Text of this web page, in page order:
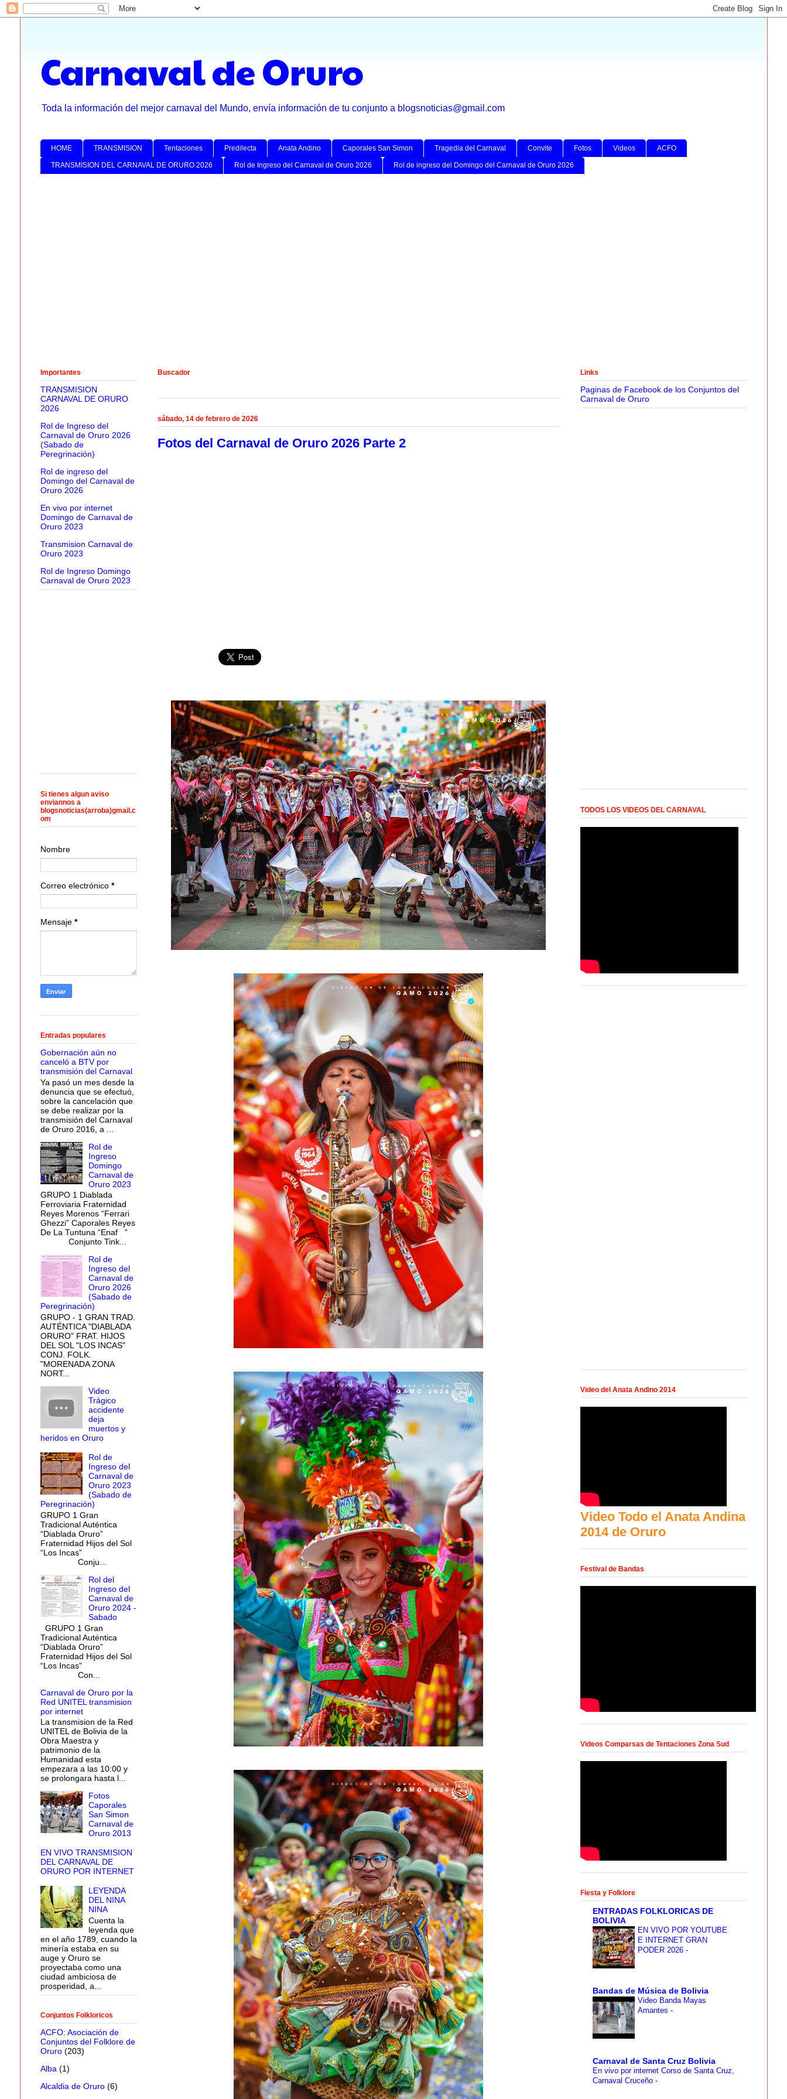
Carnaval de Oruro
Toda la información del mejor carnaval del Mundo, envía información de tu conjunto a blogsnoticias@gmail.com
HOME TRANSMISION Tentaciones Predilecta Anata Andino Caporales San Simon Tragedia del Carnaval Convite Fotos Videos ACFO
TRANSMISION DEL CARNAVAL DE ORURO 2026 Rol de Ingreso del Carnaval de Oruro 2026 Rol de ingreso del Domingo del Carnaval de Oruro 2026
Buscador
sábado, 14 de febrero de 2026
Fotos del Carnaval de Oruro 2026 Parte 2
Importantes
TRANSMISION
CARNAVAL DE ORURO
2026
Rol de Ingreso del
Carnaval de Oruro 2026
(Sabado de
Peregrinación)
Rol de ingreso del
Domingo del Carnaval de
Oruro 2026
En vivo por internet
Domingo de Carnaval de
Oruro 2023
Transmision Carnaval de
Oruro 2023
Rol de Ingreso Domingo
Carnaval de Oruro 2023
Si tienes algun aviso
enviannos a
blogsnoticias(arroba)gmail.c
om
Nombre
Correo electrónico *
Mensaje *
Entradas populares
Gobernación aún no
canceló a BTV por
transmisión del Carnaval
Ya pasó un mes desde la
denuncia que se efectuó,
sobre la cancelación que
se debe realizar por la
transmisión del Carnaval
de Oruro 2016, a ...
Rol de
Ingreso
Domingo
Carnaval de
Oruro 2023
GRUPO 1 Diablada
Ferroviaria Fraternidad
Reyes Morenos “Ferrari
Ghezzi” Caporales Reyes
De La Tuntuna “Enaf ”
Conjunto Tink...
Rol de
Ingreso del
Carnaval de
Oruro 2026
(Sabado de
Peregrinación)
GRUPO - 1 GRAN TRAD.
AUTÉNTICA "DIABLADA
ORURO" FRAT. HIJOS
DEL SOL "LOS INCAS"
CONJ. FOLK.
"MORENADA ZONA
NORT...
Video
Trágico
accidente
deja
muertos y
heridos en Oruro
Rol de
Ingreso del
Carnaval de
Oruro 2023
(Sabado de
Peregrinación)
GRUPO 1 Gran
Tradicional Auténtica
“Diablada Oruro”
Fraternidad Hijos del Sol
“Los Incas”
Conju...
Rol del
Ingreso del
Carnaval de
Oruro 2024 -
Sabado
GRUPO 1 Gran
Tradicional Auténtica
“Diablada Oruro”
Fraternidad Hijos del Sol
“Los Incas”
Con...
Carnaval de Oruro por la
Red UNITEL transmision
por internet
La transmision de la Red
UNITEL de Bolivia de la
Obra Maestra y
patrimonio de la
Humanidad esta
empezara a las 10:00 y
se prolongara hasta l...
Fotos
Caporales
San Simon
Carnaval de
Oruro 2013
EN VIVO TRANSMISION
DEL CARNAVAL DE
ORURO POR INTERNET
LEYENDA
DEL NINA
NINA
Cuenta la
leyenda que
en el año 1789, cuando la
minería estaba en su
auge y Oruro se
proyectaba como una
ciudad ambiciosa de
prosperidad, a...
Conjuntos Folkloricos
ACFO: Asociación de
Conjuntos del Folklore de
Oruro (203)
Alba (1)
Alcaldia de Oruro (6)
Links
Paginas de Facebook de los Conjuntos del
Carnaval de Oruro
TODOS LOS VIDEOS DEL CARNAVAL
Video del Anata Andino 2014
Video Todo el Anata Andina
2014 de Oruro
Festival de Bandas
Videos Comparsas de Tentaciones Zona Sud
Fiesta y Folklore
ENTRADAS FOLKLORICAS DE
BOLIVIA
EN VIVO POR YOUTUBE
E INTERNET GRAN
PODER 2026 -
Bandas de Música de Bolivia
Video Banda Mayas
Amantes -
Carnaval de Santa Cruz Bolivia
En vivo por internet Corso de Santa Cruz,
Carnaval Cruceño -